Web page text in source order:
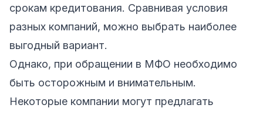
срокам кредитования. Сравнивая условия
разных компаний, можно выбрать наиболее
выгодный вариант.
Однако, при обращении в МФО необходимо
быть осторожным и внимательным.
Некоторые компании могут предлагать